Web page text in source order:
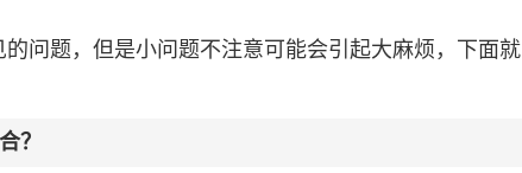
问题，但是小问题不注意可能会引起大麻烦，下面就
？